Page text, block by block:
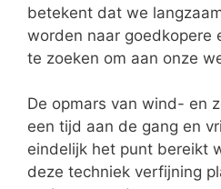
betekent dat we
worden naar goedkopere
te zoeken om aan onze
De opmars van wind- en
een tijd aan de gang en
eindelijk het punt bereikt
deze techniek verfijning